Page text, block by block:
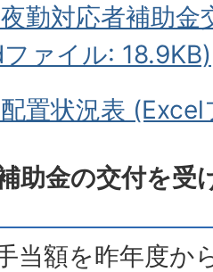
勤対応者補助金
ァイル: 18.9KB)
置状況表
助金の交付を受
当額を昨年度か